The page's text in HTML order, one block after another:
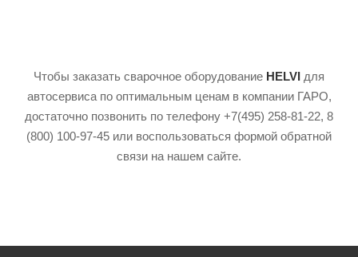
Чтобы заказать сварочное оборудование HELVI для
автосервиса по оптимальным ценам в компании ГАРО,
достаточно позвонить по телефону +7(495) 258-81-22, 8
(800) 100-97-45 или воспользоваться формой обратной
связи на нашем сайте.